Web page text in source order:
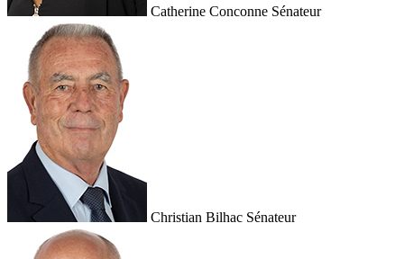
Catherine Conconne Sénateur
Christian Bilhac Sénateur